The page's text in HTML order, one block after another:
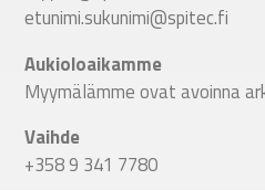
etunimi.sukunimi@spitec.fi
Aukioloaikamme
Myymälämme ovat avoinna
Vaihde
+358 9 341 7780